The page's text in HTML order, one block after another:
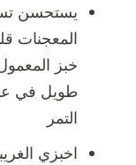
يستحسن
المعجنات
خبز
طويل في
التمر
اخبزي